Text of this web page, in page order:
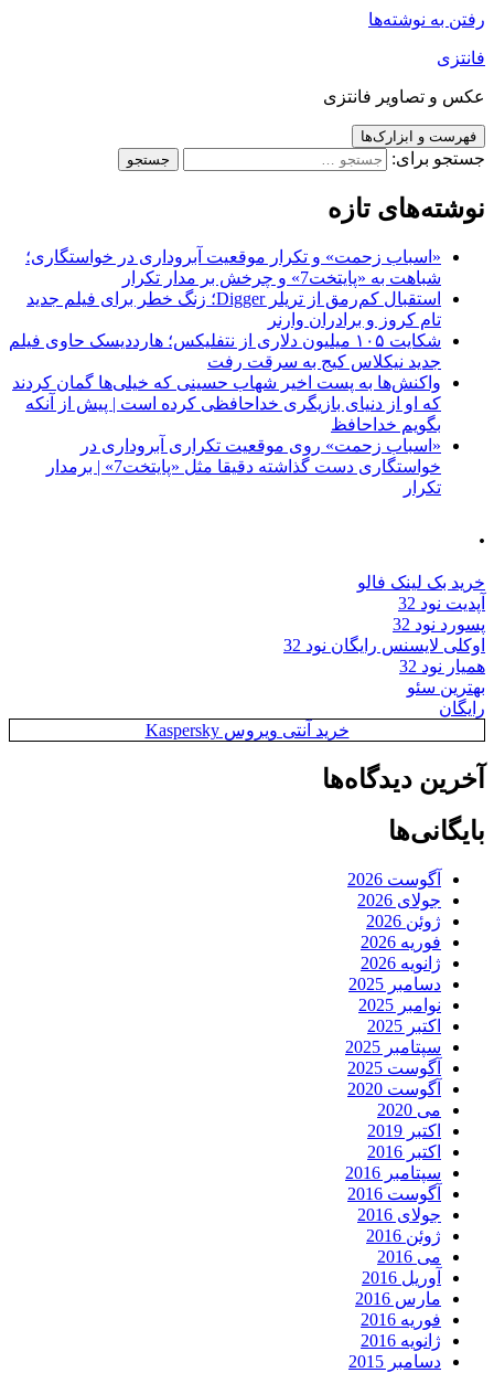
رفتن به نوشته‌ها
فانتزی
عکس و تصاویر فانتزی
فهرست و ابزارک‌ها
جستجو برای:
نوشته‌های تازه
«اسباب زحمت» و تکرار موقعیت آبروداری در خواستگاری؛
شباهت به «پایتخت7» و چرخش بر مدار تکرار
استقبال کم‌رمق از تریلر Digger؛ زنگ خطر برای فیلم جدید
تام کروز و برادران وارنر
شکایت ۱۰۵ میلیون دلاری از نتفلیکس؛ هارددیسک حاوی فیلم
جدید نیکلاس کیج به سرقت رفت
واکنش‌ها به پست اخیر شهاب حسینی که خیلی‌ها گمان کردند
که او از دنیای بازیگری خداحافظی کرده است | پیش از آنکه
بگویم خداحافظ
«اسباب زحمت» روی موقعیت تکراری آبروداری در
خواستگاری دست گذاشته دقیقا مثل «پایتخت7» | برمدار
تکرار
.
خرید بک لینک فالو
آپدیت نود 32
پسورد نود 32
اوکلی لایسنس رایگان نود 32
همیار نود 32
بهترین سئو
رایگان
خرید آنتی ویروس Kaspersky
آخرین دیدگاه‌ها
بایگانی‌ها
آگوست 2026
جولای 2026
ژوئن 2026
فوریه 2026
ژانویه 2026
دسامبر 2025
نوامبر 2025
اکتبر 2025
سپتامبر 2025
آگوست 2025
آگوست 2020
می 2020
اکتبر 2019
اکتبر 2016
سپتامبر 2016
آگوست 2016
جولای 2016
ژوئن 2016
می 2016
آوریل 2016
مارس 2016
فوریه 2016
ژانویه 2016
دسامبر 2015